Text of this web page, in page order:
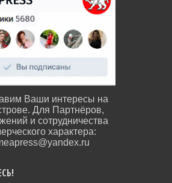
Ваши интересы на
Для Партнёров,
и сотрудничества
характера: